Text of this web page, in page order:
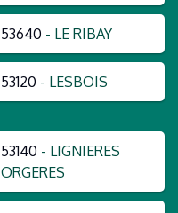
53640 - LE RIBAY
53120 - LESBOIS
53140 - LIGNIERES
ORGERES